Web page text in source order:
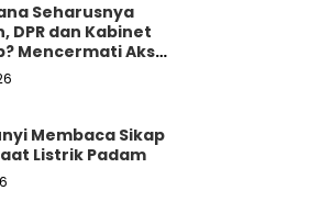
Seharusnya
DPR dan Kabinet
Mencermati Aksi
dan
Membaca Sikap
Listrik Padam